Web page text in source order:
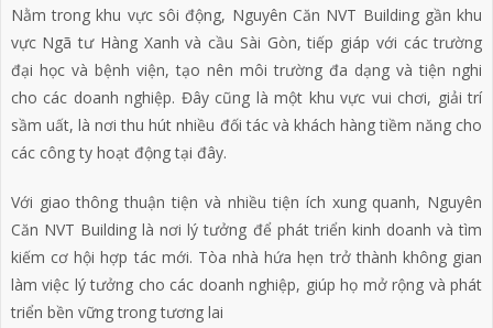
Nằm trong khu vực sôi động, Nguyên Căn NVT Building gần khu
vực Ngã tư Hàng Xanh và cầu Sài Gòn, tiếp giáp với các trường
đại học và bệnh viện, tạo nên môi trường đa dạng và tiện nghi
cho các doanh nghiệp. Đây cũng là một khu vực vui chơi, giải trí
sầm uất, là nơi thu hút nhiều đối tác và khách hàng tiềm năng cho
các công ty hoạt động tại đây.
Với giao thông thuận tiện và nhiều tiện ích xung quanh, Nguyên
Căn NVT Building là nơi lý tưởng để phát triển kinh doanh và tìm
kiếm cơ hội hợp tác mới. Tòa nhà hứa hẹn trở thành không gian
làm việc lý tưởng cho các doanh nghiệp, giúp họ mở rộng và phát
triển bền vững trong tương lai